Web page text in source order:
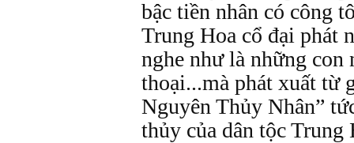
bậc tiền nhân có công
Trung Hoa cổ đại phát
nghe như là những
thoại...mà phát xuất từ
Nguyên Thủy Nhân”
thủy của dân tộc Trung